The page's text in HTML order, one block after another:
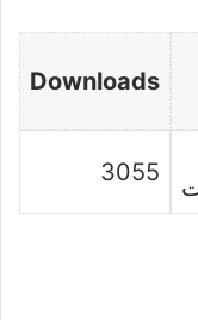
Downloads
3055